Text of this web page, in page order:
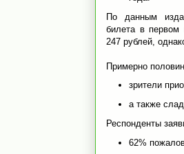
По данным
билета в первом
247 рублей,
Примерно
зрители
а также
Респонденты
62%